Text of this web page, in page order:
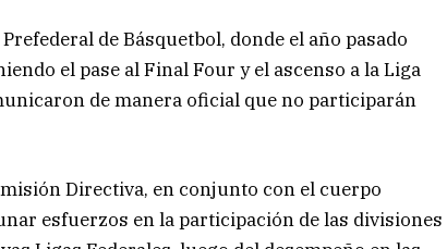
de Básquetbol, donde el año pasado
el pase al Final Four y el ascenso a la Liga
de manera oficial que no participarán
Directiva, en conjunto con el cuerpo
esfuerzos en la participación de las divisiones